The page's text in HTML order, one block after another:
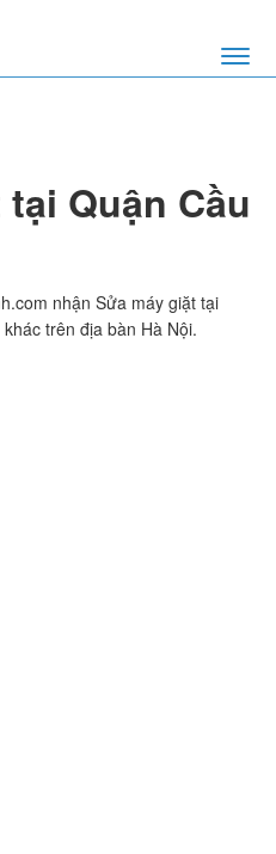
Quận Cầu
nhận Sửa máy giặt tại
trên địa bàn Hà Nội.